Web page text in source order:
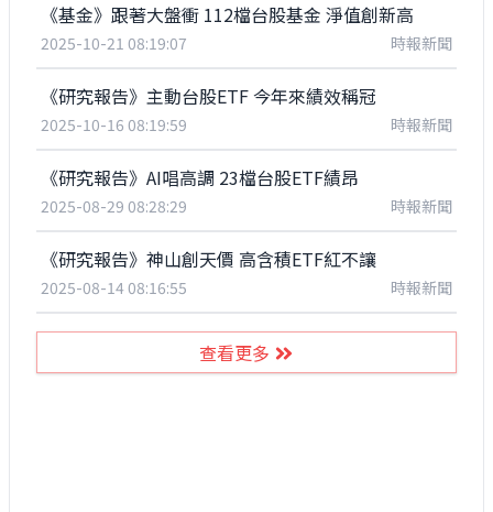
《基金》跟著大盤衝 112檔台股基金 淨值創新高
2025-10-21 08:19:07 時報新聞
《研究報告》主動台股ETF 今年來績效稱冠
2025-10-16 08:19:59 時報新聞
《研究報告》AI唱高調 23檔台股ETF績昂
2025-08-29 08:28:29 時報新聞
《研究報告》神山創天價 高含積ETF紅不讓
2025-08-14 08:16:55 時報新聞
查看更多